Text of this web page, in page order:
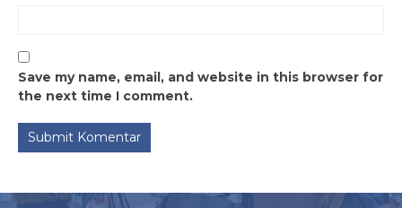
Save my name, email, and website in this browser for
the next time I comment.